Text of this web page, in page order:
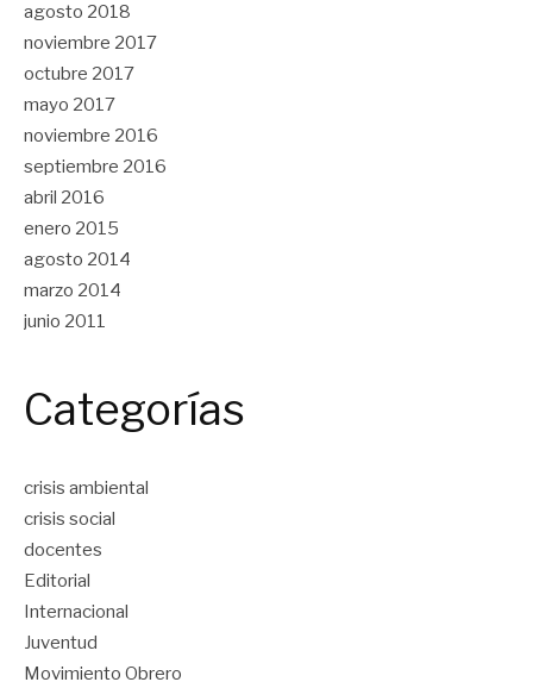
agosto 2018
noviembre 2017
octubre 2017
mayo 2017
noviembre 2016
septiembre 2016
abril 2016
enero 2015
agosto 2014
marzo 2014
junio 2011
Categorías
crisis ambiental
crisis social
docentes
Editorial
Internacional
Juventud
Movimiento Obrero